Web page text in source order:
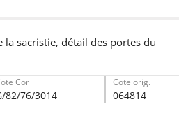
sacristie, détail des portes du
Cor Cote orig.
82/76/3014 064814